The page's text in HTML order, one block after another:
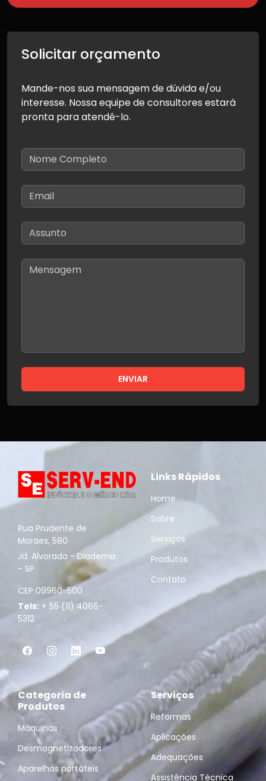
Solicitar orçamento
Mande-nos sua mensagem de dúvida e/ou
interesse. Nossa equipe de consultores estará
pronta para atendê-lo.
ENVIAR
Rua Prudente de
Moraes, 580
Jd. Alvorada - Diadema
- SP
CEP 09960-500
Tels: + 55 (11) 4066-
5312
Links Rápidos
Home
Sobre
Serviços
Produtos
Contato
Categoria de
Produtos
Máquinas
Desmagnetizadores
Aparelhos portáteis
Serviços
Reformas
Aplicações
Adequações
Assistência Técnica